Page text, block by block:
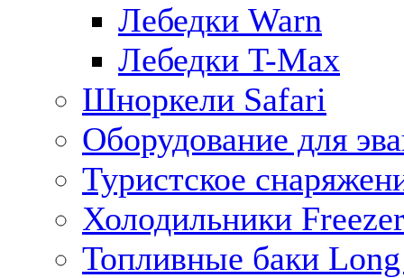
Лебедки Warn
Лебедки T-Max
Шноркели Safari
Оборудование для
Туристское
Холодильники
Топливные баки